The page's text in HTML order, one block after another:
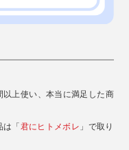
上使い、本当に満足した商
は「君にヒトメボレ 」で取り